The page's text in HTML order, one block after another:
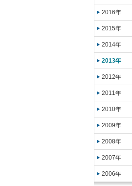
2016年
2015年
2014年
2013年
2012年
2011年
2010年
2009年
2008年
2007年
2006年